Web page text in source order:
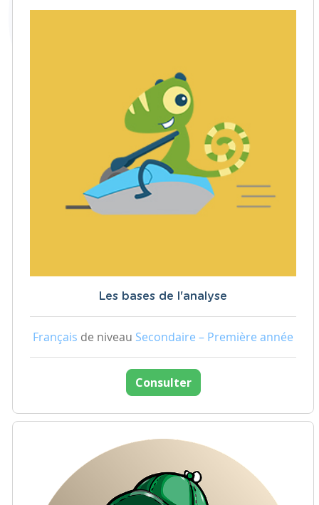
Les bases de l'analyse
Français de niveau Secondaire – Première année
Consulter